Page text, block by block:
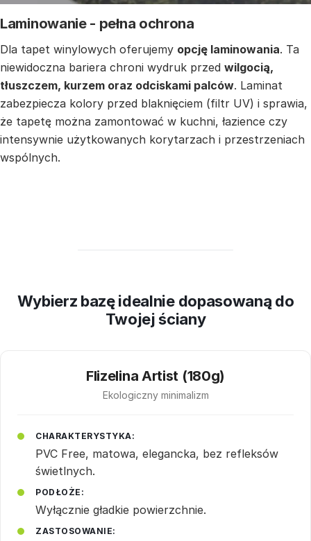
Laminowanie - pełna ochrona
Dla tapet winylowych oferujemy opcję laminowania. Ta
niewidoczna bariera chroni wydruk przed wilgocią,
tłuszczem, kurzem oraz odciskami palców. Laminat
zabezpiecza kolory przed blaknięciem (filtr UV) i sprawia,
że tapetę można zamontować w kuchni, łazience czy
intensywnie użytkowanych korytarzach i przestrzeniach
wspólnych.
Wybierz bazę idealnie dopasowaną do
Twojej ściany
Flizelina Artist (180g)
Ekologiczny minimalizm
CHARAKTERYSTYKA:
PVC Free, matowa, elegancka, bez refleksów
świetlnych.
PODŁOŻE:
Wyłącznie gładkie powierzchnie.
ZASTOSOWANIE: